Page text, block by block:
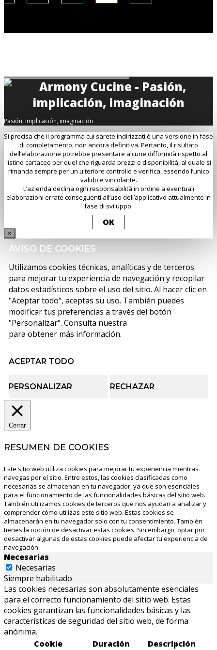
Pasión, implicación, imaginación
Si precisa che il programma cui sarete indirizzati è una versione in fase
di completamento, non ancora definitiva. Pertanto, il risultato
dell’elaborazione potrebbe presentare alcune difformità rispetto al
listino cartaceo per quel che riguarda prezzi e disponibilità, al quale si
rimanda sempre per un ulteriore controllo e verifica, essendo l’unico
valido e vincolante.
L’azienda declina ogni responsabilità in ordine a eventuali
elaborazioni errate conseguenti all’uso dell’applicativo attualmente in
fase di sviluppo.
OK
×
AVISO DE COOKIES
Utilizamos cookies técnicas, analíticas y de terceros
para mejorar tu experiencia de navegación y recopilar
datos estadísticos sobre el uso del sitio. Al hacer clic en
"Aceptar todo", aceptas su uso. También puedes
modificar tus preferencias a través del botón
"Personalizar". Consulta nuestra
para obtener más información.
ACEPTAR TODO
PERSONALIZAR RECHAZAR
Cerrar
RESUMEN DE COOKIES
Este sitio web utiliza cookies para mejorar tu experiencia mientras
navegas por el sitio. Entre estos, las cookies clasificadas como
necesarias se almacenan en tu navegador, ya que son esenciales
para el funcionamiento de las funcionalidades básicas del sitio web.
También utilizamos cookies de terceros que nos ayudan a analizar y
comprender cómo utilizas este sitio web. Estas cookies se
almacenarán en tu navegador solo con tu consentimiento. También
tienes la opción de desactivar estas cookies. Sin embargo, optar por
desactivar algunas de estas cookies puede afectar tu experiencia de
navegación.
Necesarias
Necesarias
Siempre habilitado
Las cookies necesarias son absolutamente esenciales
para el correcto funcionamiento del sitio web. Estas
cookies garantizan las funcionalidades básicas y las
características de seguridad del sitio web, de forma
anónima.
Cookie
Duración Descripción